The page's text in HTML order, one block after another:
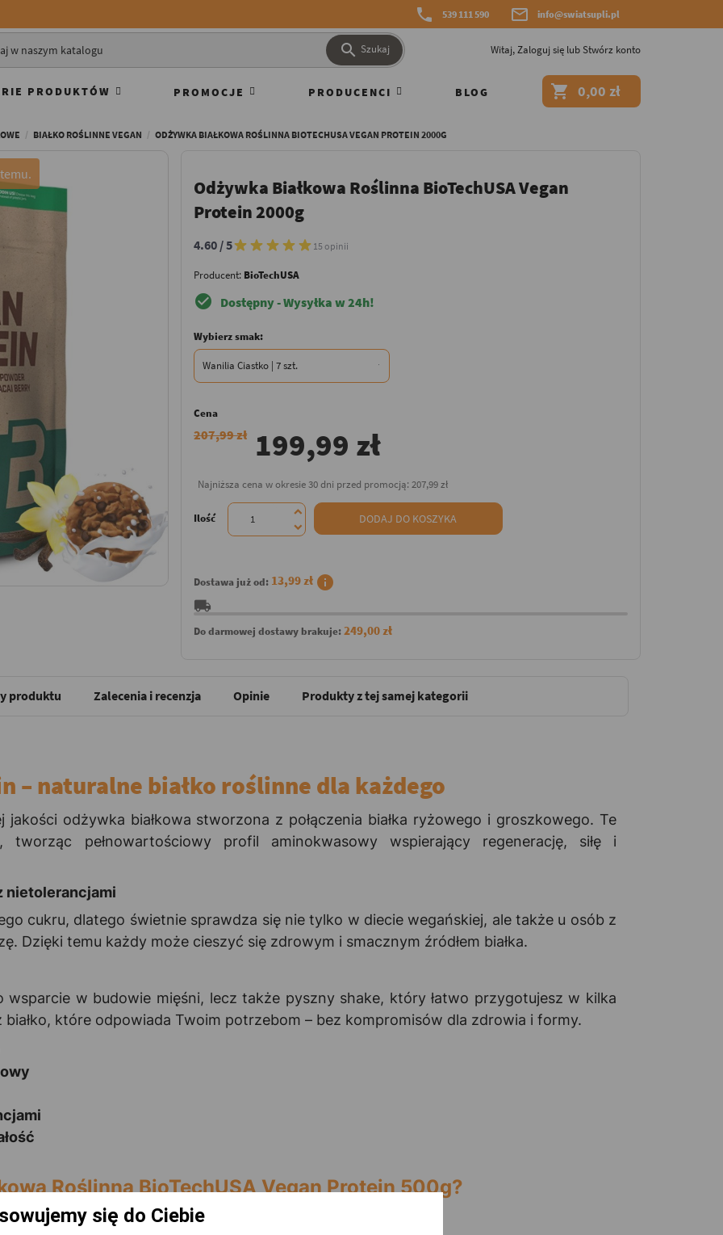
 539 111 590  info@swiatsupli.pl
 Szukaj Witaj,Zaloguj się lubStwórz konto
PRODUKTÓW PROMOCJE PRODUCENCI BLOG  0,00 zł
BIAŁKO ROŚLINNE VEGAN ODŻYWKA BIAŁKOWA ROŚLINNA BIOTECHUSA VEGAN PROTEIN 2000G
Odżywka Białkowa Roślinna BioTechUSA Vegan
Protein 2000g
4.60 / 5 15 opinii
Producent: BioTechUSA
check_circle Dostępny - Wysyłka w 24h!
Wybierz smak:
Cena
207,99 zł 199,99 zł
Najniższa cena w okresie 30 dni przed promocją: 207,99 zł
Ilość DODAJ DO KOSZYKA
Dostawa już od: 13,99 zł info
local_shipping
Do darmowej dostawy brakuje: 249,00 zł
produktu Zalecenia i recenzja Opinie Produkty z tej samej kategorii
– naturalne białko roślinne dla każdego
jakości odżywka białkowa stworzona z połączenia białka ryżowego i groszkowego. Te
tworząc pełnowartościowy profil aminokwasowy wspierający regenerację, siłę i
nietolerancjami
cukru, dlatego świetnie sprawdza się nie tylko w diecie wegańskiej, ale także u osób z
Dzięki temu każdy może cieszyć się zdrowym i smacznym źródłem białka.
wsparcie w budowie mięśni, lecz także pyszny shake, który łatwo przygotujesz w kilka
które odpowiada Twoim potrzebom – bez kompromisów dla zdrowia i formy.
Roślinna BioTechUSA Vegan Protein 500g?
rozpuścić w szklance wody, mleka lub innego napoju.
się do Ciebie